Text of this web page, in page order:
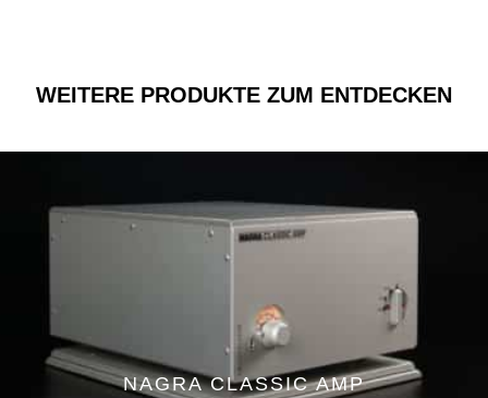
WEITERE PRODUKTE ZUM ENTDECKEN
NAGRA CLASSIC AMP